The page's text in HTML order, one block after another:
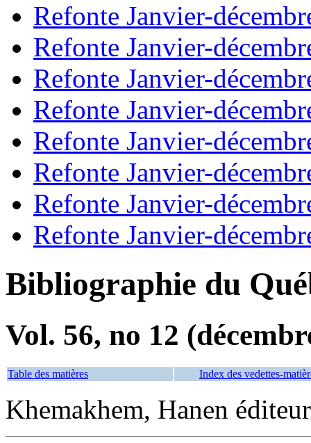
Refonte Janvier-
Refonte Janvier-
Refonte Janvier-
Refonte Janvier-
Refonte Janvier-
Refonte Janvier-
Refonte Janvier-
Refonte Janvier-
Bibliographie du
Vol. 56, no 12
Table des matières Index des vedettes-
Khemakhem, Hanen